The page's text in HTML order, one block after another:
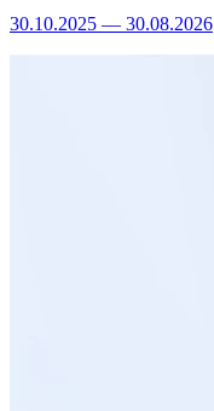
30.10.2025 — 30.08.2026